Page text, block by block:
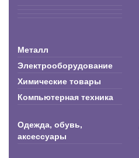
Металл
Электрооборудование
Химические товары
Компьютерная техника
Одежда, обувь,
аксессуары